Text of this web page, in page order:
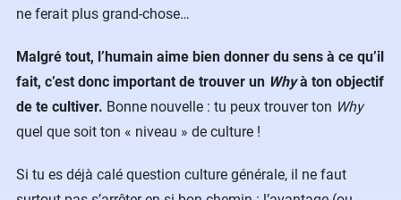
ne ferait plus grand-chose…
Malgré tout, l’humain aime bien donner du sens à ce qu’il
fait, c’est donc important de trouver un Whyà ton objectif
de te cultiver. Bonne nouvelle : tu peux trouver ton Why
quel que soit ton « niveau » de culture !
Si tu es déjà calé question culture générale, il ne faut